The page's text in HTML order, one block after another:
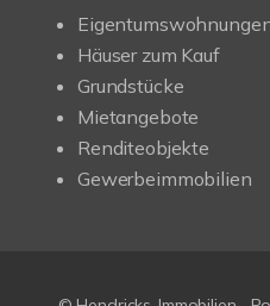
Häuser zum Kauf
Grundstücke
Mietangebote
Renditeobjekte
Gewerbeimmobilien